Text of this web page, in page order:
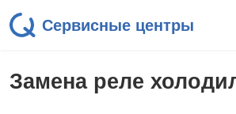
Сервисные центры
Замена реле